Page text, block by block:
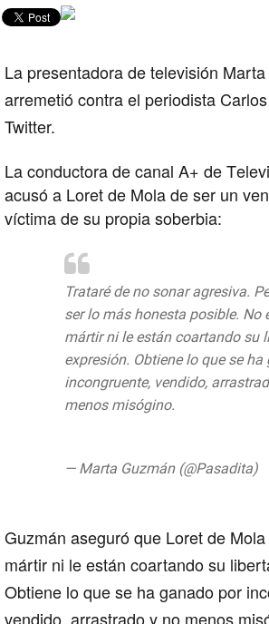
La presentadora de televisión
arremetió contra el periodista
Twitter.
La conductora de canal A+ de
acusó a Loret de Mola de ser un
víctima de su propia soberbia:
Trataré de no sonar agresiva.
ser lo más honesta posible. No
mártir ni le están coartando su
expresión. Obtiene lo que se ha
incongruente, vendido,
menos misógino.
— Marta Guzmán (@Pasadita)
Guzmán aseguró que Loret de Mola
mártir ni le están coartando su
Obtiene lo que se ha ganado por
vendido, arrastrado y no menos